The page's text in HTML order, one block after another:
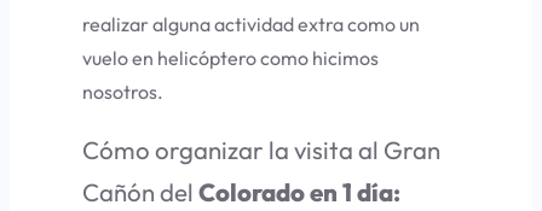
realizar alguna actividad extra como un
vuelo en helicóptero como hicimos
nosotros.
Cómo organizar la visita al Gran
Cañón del Colorado en 1 día: